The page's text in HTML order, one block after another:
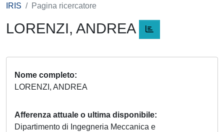
IRIS Pagina ricercatore
LORENZI, ANDREA
Nome completo
LORENZI, ANDREA
Afferenza attuale o ultima disponibile
Dipartimento di Ingegneria Meccanica e